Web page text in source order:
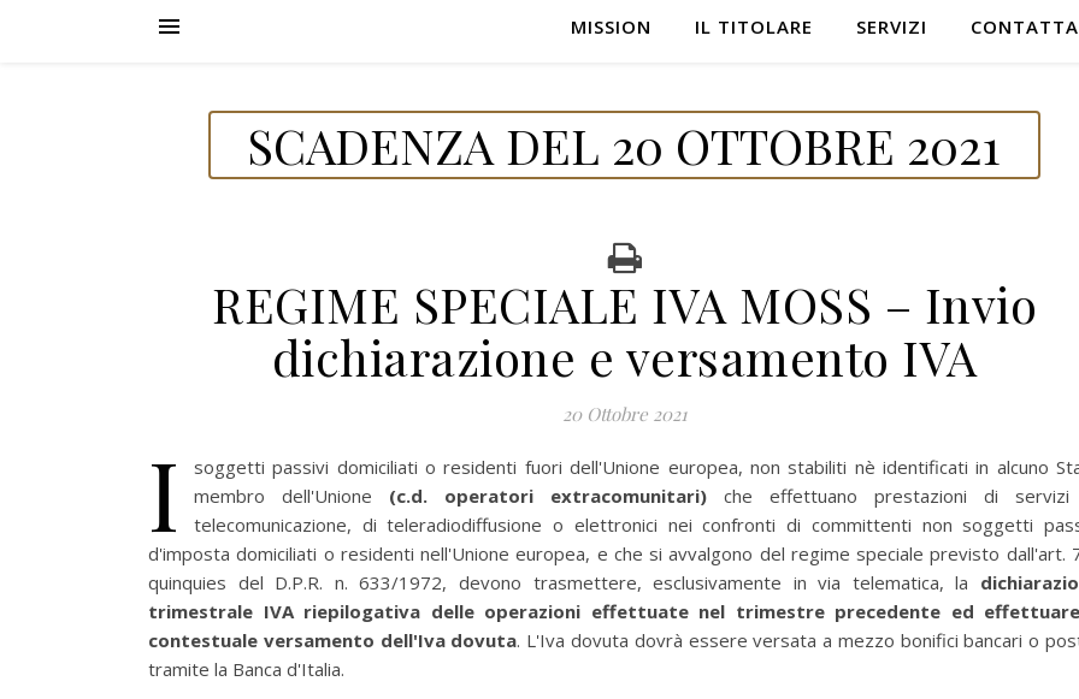
MISSION IL TITOLARE SERVIZI
SCADENZA DEL 20 OTTOBRE 2021
REGIME SPECIALE IVA MOSS – Invio
dichiarazione e versamento IVA
20 Ottobre 2021
I
soggetti passivi domiciliati o residenti fuori dell'Unione europea, non stabiliti nè identificati in alcuno
membro dell'Unione (c.d. operatori extracomunitari) che effettuano prestazioni di
telecomunicazione, di teleradiodiffusione o elettronici nei confronti di committenti non soggetti
d'imposta domiciliati o residenti nell'Unione europea, e che si avvalgono del regime speciale previsto dall'art.
quinquies del D.P.R. n. 633/1972, devono trasmettere, esclusivamente in via telematica, la
trimestrale IVA riepilogativa delle operazioni effettuate nel trimestre precedente ed
contestuale versamento dell'Iva dovuta. L'Iva dovuta dovrà essere versata a mezzo bonifici bancari o
tramite la Banca d'Italia.